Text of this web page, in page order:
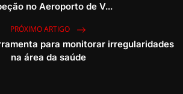
no Aeroporto de V...
PRÓXIMO ARTIGO
para monitorar irregularidades
na área da saúde